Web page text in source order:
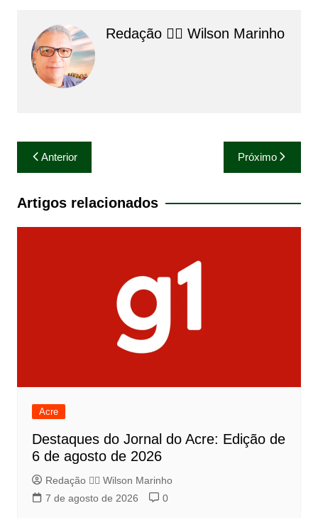
Redação 👨‍⚖️​ Wilson Marinho
Navegação
de
Post
Anterior Próximo
Artigos relacionados
Acre
Destaques do Jornal do Acre: Edição de
6 de agosto de 2026
Redação 👨‍⚖️​ Wilson Marinho
7 de agosto de 2026
0